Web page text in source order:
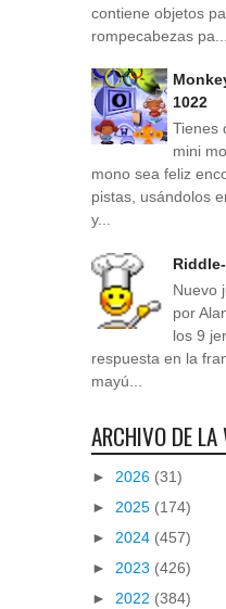
contiene objetos
rompecabezas pa...
1022
Tienes
mini
mono sea feliz
pistas, usándolos
y...
Nuevo
por
los 9
respuesta en la
mayú...
ARCHIVO DE LA
► 2026 (31)
► 2025 (174)
► 2024 (457)
► 2023 (426)
► 2022 (384)